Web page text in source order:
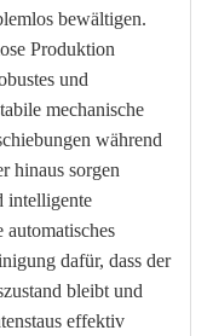
bewältigen.
Produktion
und
mechanische
während
hinaus sorgen
intelligente
dafür, dass der
bleibt und
effektiv